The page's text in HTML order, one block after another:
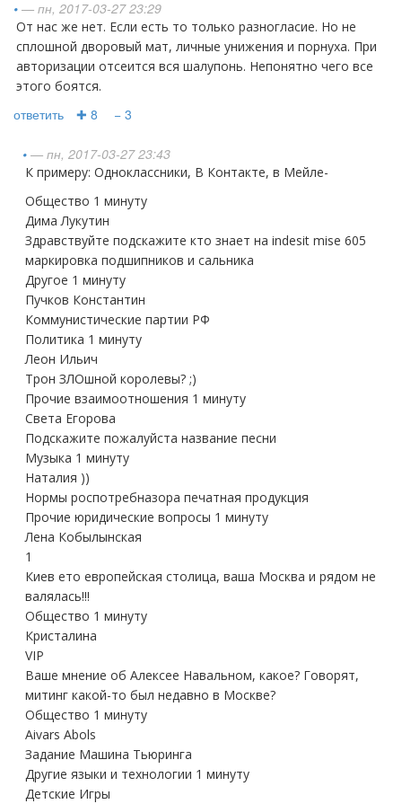
• — пн, 2017-03-27 23:29
От нас же нет. Если есть то только разногласие. Но не
сплошной дворовый мат, личные унижения и порнуха. При
авторизации отсеится вся шалупонь. Непонятно чего все
этого боятся.
ответить ✚ 8 − 3
• — пн, 2017-03-27 23:43
К примеру: Одноклассники, В Контакте, в Мейле-
Общество 1 минуту
Дима Лукутин
Здравствуйте подскажите кто знает на indesit mise 605
маркировка подшипников и сальника
Другое 1 минуту
Пучков Константин
Коммунистические партии РФ
Политика 1 минуту
Леон Ильич
Трон ЗЛОшной королевы? ;)
Прочие взаимоотношения 1 минуту
Света Егорова
Подскажите пожалуйста название песни
Музыка 1 минуту
Наталия ))
Нормы роспотребназора печатная продукция
Прочие юридические вопросы 1 минуту
Лена Кобылынская
1
Киев ето европейская столица, ваша Москва и рядом не
валялась!!!
Общество 1 минуту
Кристалина
VIP
Ваше мнение об Алексее Навальном, какое? Говорят,
митинг какой-то был недавно в Москве?
Общество 1 минуту
Aivars Abols
Задание Машина Тьюринга
Другие языки и технологии 1 минуту
Детские Игры